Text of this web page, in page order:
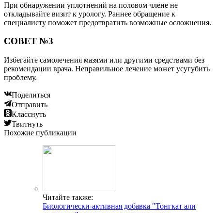
При обнаружении уплотнений на половом члене не
откладывайте визит к урологу. Раннее обращение к
специалисту поможет предотвратить возможные осложнения.
СОВЕТ №3
Избегайте самолечения мазями или другими средствами без
рекомендации врача. Неправильное лечение может усугубить
проблему.
Поделиться
Отправить
Класснуть
Твитнуть
Похожие публикации
Читайте также:
Биологически-активная добавка "Тонгкат али